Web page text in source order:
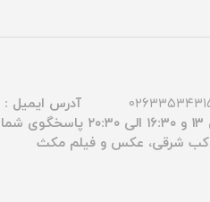
آدرس ایمیل :